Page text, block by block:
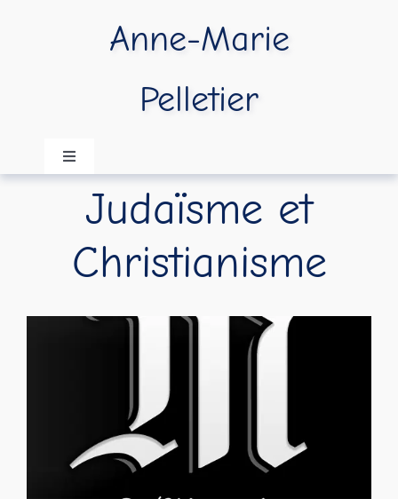
Anne-Marie
Pelletier
Navigation
à
bascule
A propos
Publications
Judaïsme et
Christianisme